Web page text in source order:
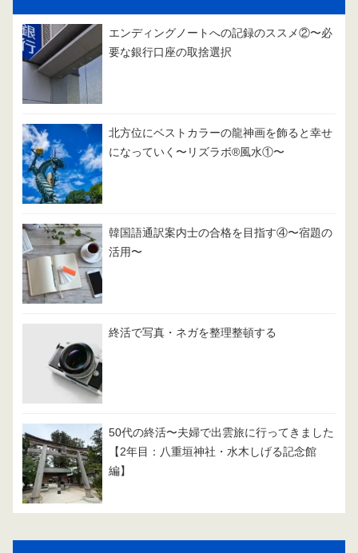
エンディングノートへの記録のススメ②〜必
要な銀行口座の取捨選択
北方位にベストカラーの龍神画を飾ると幸せ
になっていく〜リズラボ®️風水①〜
韓国語通訳案内士の合格を目指す④〜宿題の
活用〜
終活で写真・ネガを整理整頓する
50代の終活〜夫婦で出雲旅に行ってきました
【2年目：八重垣神社・水木しげる記念館
編】